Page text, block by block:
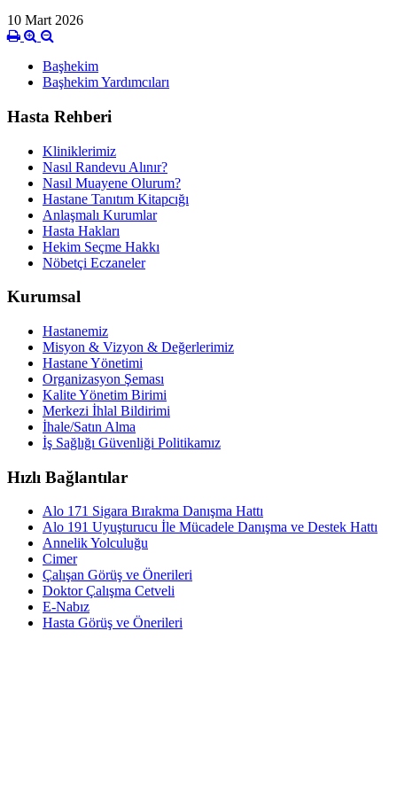
10 Mart 2026
Başhekim
Başhekim Yardımcıları
Hasta Rehberi
Kliniklerimiz
Nasıl Randevu Alınır?
Nasıl Muayene Olurum?
Hastane Tanıtım Kitapcığı
Anlaşmalı Kurumlar
Hasta Hakları
Hekim Seçme Hakkı
Nöbetçi Eczaneler
Kurumsal
Hastanemiz
Misyon & Vizyon & Değerlerimiz
Hastane Yönetimi
Organizasyon Şeması
Kalite Yönetim Birimi
Merkezi İhlal Bildirimi
İhale/Satın Alma
İş Sağlığı Güvenliği Politikamız
Hızlı Bağlantılar
Alo 171 Sigara Bırakma Danışma Hattı
Alo 191 Uyuşturucu İle Mücadele Danışma ve Destek Hattı
Annelik Yolculuğu
Cimer
Çalışan Görüş ve Önerileri
Doktor Çalışma Cetveli
E-Nabız
Hasta Görüş ve Önerileri